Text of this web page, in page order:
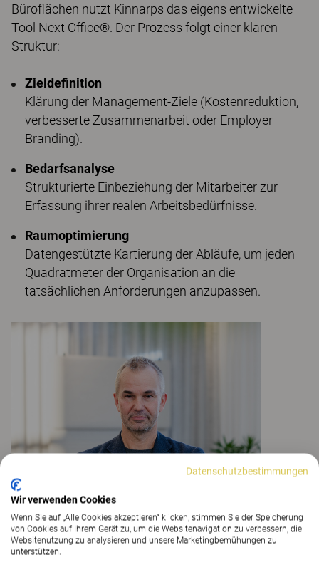
Büroflächen nutzt Kinnarps das eigens entwickelte
Tool Next Office®. Der Prozess folgt einer klaren
Struktur:
Zieldefinition
Klärung der Management-Ziele (Kostenreduktion,
verbesserte Zusammenarbeit oder Employer
Branding).
Bedarfsanalyse
Strukturierte Einbeziehung der Mitarbeiter zur
Erfassung ihrer realen Arbeitsbedürfnisse.
Raumoptimierung
Datengestützte Kartierung der Abläufe, um jeden
Quadratmeter der Organisation an die
tatsächlichen Anforderungen anzupassen.
Datenschutzbestimmungen
Wir verwenden Cookies
Wenn Sie auf „Alle Cookies akzeptieren“ klicken, stimmen Sie der Speicherung
von Cookies auf Ihrem Gerät zu, um die Websitenavigation zu verbessern, die
Websitenutzung zu analysieren und unsere Marketingbemühungen zu
unterstützen.